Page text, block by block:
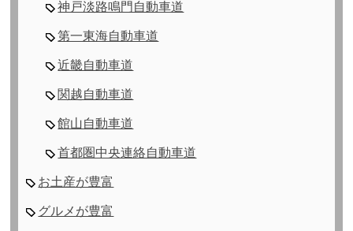
神戸淡路鳴門自動車道
第一東海自動車道
近畿自動車道
関越自動車道
館山自動車道
首都圏中央連絡自動車道
お土産が豊富
グルメが豊富